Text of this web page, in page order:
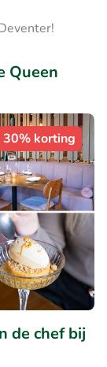
Queen
30% korting
de chef bij